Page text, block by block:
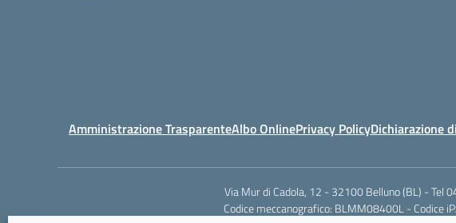
Amministrazione TrasparenteAlbo OnlinePrivacy PolicyDichiarazione
Via Mur di Cadola, 12 - 32100 Belluno (BL) -
Codice meccanografico: BLMM08400L - Codice